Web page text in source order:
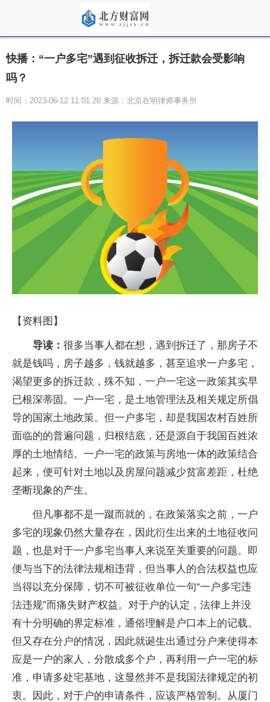
快播：“一户多宅”遇到征收拆迁，拆迁款会受影响
吗？
时间：2023-06-12 11:01:20 来源：北京在明律师事务所
【资料图】
导读： 很多当事人都在想，遇到拆迁了，那房子不
就是钱吗，房子越多，钱就越多，甚至追求一户多宅，
渴望更多的拆迁款，殊不知，一户一宅这一政策其实早
已根深蒂固。一户一宅，是土地管理法及相关规定所倡
导的国家土地政策。但一户多宅，却是我国农村百姓所
面临的的普遍问题，归根结底，还是源自于我国百姓浓
厚的土地情结。一户一宅的政策与房地一体的政策结合
起来，便可针对土地以及房屋问题减少贫富差距，杜绝
垄断现象的产生。
但凡事都不是一蹴而就的，在政策落实之前，一户
多宅的现象仍然大量存在，因此衍生出来的土地征收问
题，也是对于一户多宅当事人来说至关重要的问题。即
便与当下的法律法规相违背，但当事人的合法权益也应
当得以充分保障，切不可被征收单位一句“一户多宅违
法违规”而痛失财产权益。对于户的认定，法律上并没
有十分明确的界定标准，通俗理解是户口本上的记载。
但又存在分户的情况，因此就诞生出通过分户来使得本
应是一户的家人，分散成多个户，再利用一户一宅的标
准，申请多处宅基地，这显然并不是我国法律规定的初
衷。因此，对于户的申请条件，应该严格管制。从厦门